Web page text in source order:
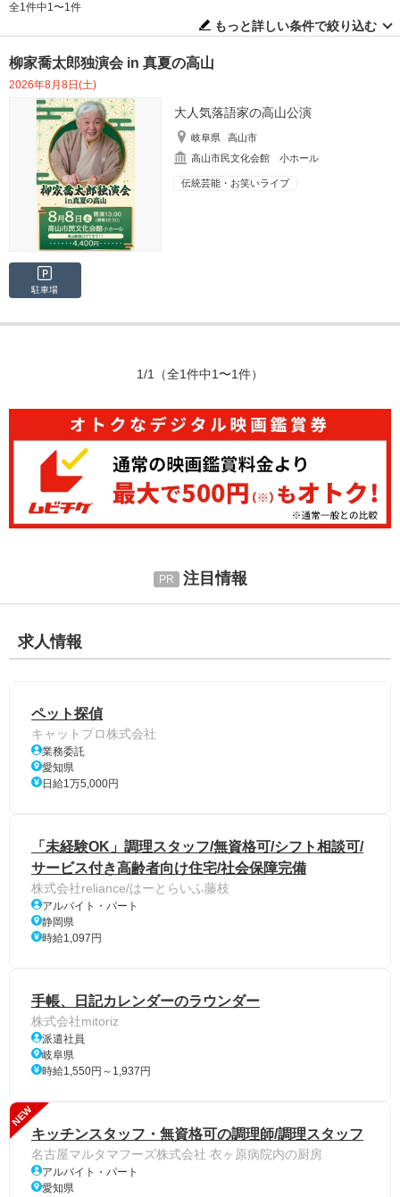
全1件中1〜1件
もっと詳しい条件で絞り込む
柳家喬太郎独演会 in 真夏の高山
2026年8月8日(土)
大人気落語家の高山公演
岐阜県
高山市
高山市民文化会館 小ホール
伝統芸能・お笑いライブ
駐車場
1/1 （全1件中1〜1件）
注目情報
求人情報
ペット探偵
キャットプロ株式会社
業務委託
愛知県
日給1万5,000円
「未経験OK」調理スタッフ/無資格可/シフト相談可/
サービス付き高齢者向け住宅/社会保障完備
株式会社reliance/はーとらいふ藤枝
アルバイト・パート
静岡県
時給1,097円
手帳、日記カレンダーのラウンダー
株式会社mitoriz
派遣社員
岐阜県
時給1,550円～1,937円
NEW
キッチンスタッフ・無資格可の調理師/調理スタッフ
名古屋マルタマフーズ株式会社 衣ヶ原病院内の厨房
アルバイト・パート
愛知県